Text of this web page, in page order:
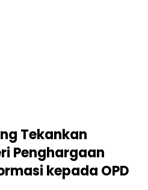
Tekankan
Penghargaan
kepada OPD